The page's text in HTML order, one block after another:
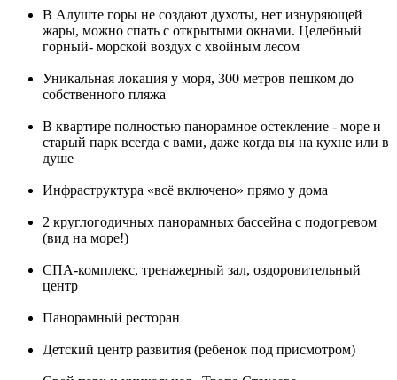
В Алуште горы не создают духоты, нет изнуряющей
жары, можно спать с открытыми окнами. Целебный
горный- морской воздух с хвойным лесом
Уникальная локация у моря, 300 метров пешком до
собственного пляжа
В квартире полностью панорамное остекление - море и
старый парк всегда с вами, даже когда вы на кухне или в
душе
Инфраструктура «всё включено» прямо у дома
2 круглогодичных панорамных бассейна с подогревом
(вид на море!)
СПА-комплекс, тренажерный зал, оздоровительный
центр
Панорамный ресторан
Детский центр развития (ребенок под присмотром)